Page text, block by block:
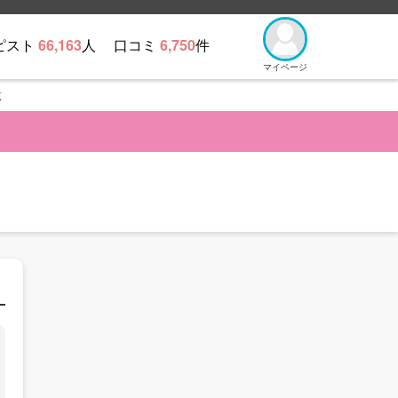
スト 66,163人 口コミ 6,750件
マイページ